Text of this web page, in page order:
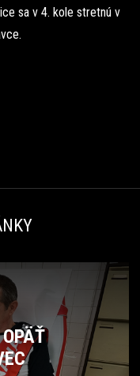
sa v 4. kole stretnú v